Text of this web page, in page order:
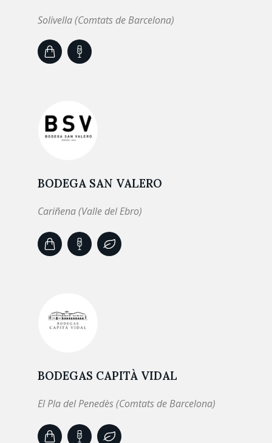
Solivella (Comtats de Barcelona)
BODEGA SAN VALERO
Cariñena (Valle del Ebro)
BODEGAS CAPITÀ VIDAL
El Pla del Penedès (Comtats de Barcelona)